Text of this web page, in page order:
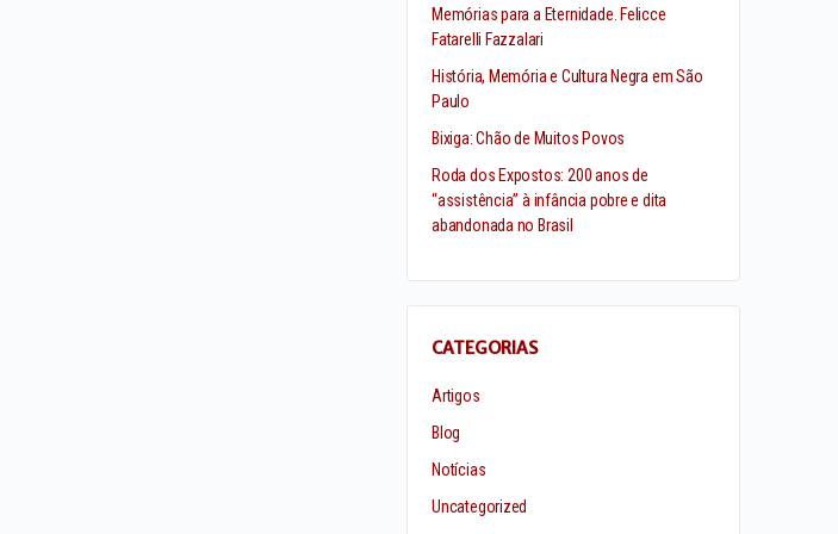
Memórias para a Eternidade. Felicce
Fatarelli Fazzalari
História, Memória e Cultura Negra em São
Paulo
Bixiga: Chão de Muitos Povos
Roda dos Expostos: 200 anos de
“assistência” à infância pobre e dita
abandonada no Brasil
CATEGORIAS
Artigos
Blog
Notícias
Uncategorized